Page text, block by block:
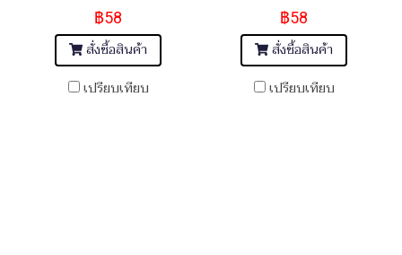
฿58
สั่งซื้อสินค้า
เปรียบเทียบ
฿58
สั่งซื้อสินค้า
เปรียบเทียบ